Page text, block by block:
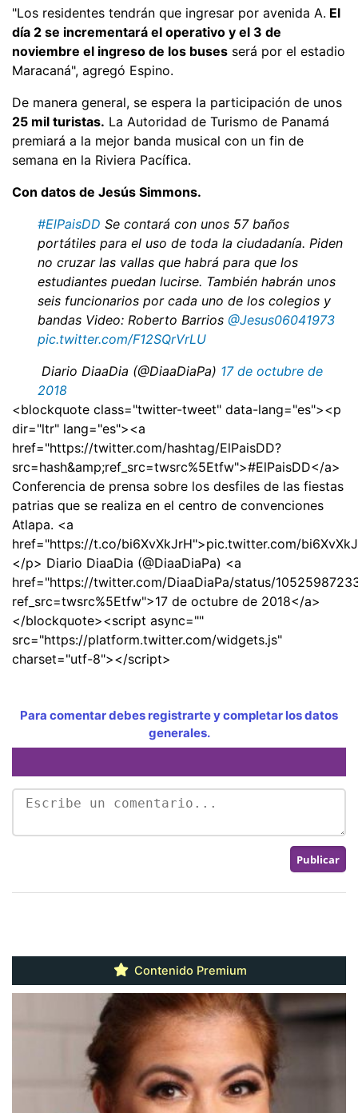
"Los residentes tendrán que ingresar por avenida A. El
día 2 se incrementará el operativo y el 3 de
noviembre el ingreso de los buses será por el estadio
Maracaná", agregó Espino.
De manera general, se espera la participación de unos
25 mil turistas. La Autoridad de Turismo de Panamá
premiará a la mejor banda musical con un fin de
semana en la Riviera Pacífica.
Con datos de Jesús Simmons.
#ElPaisDD Se contará con unos 57 baños
portátiles para el uso de toda la ciudadanía. Piden
no cruzar las vallas que habrá para que los
estudiantes puedan lucirse. También habrán unos
seis funcionarios por cada uno de los colegios y
bandas Video: Roberto Barrios @Jesus06041973
pic.twitter.com/F12SQrVrLU
 Diario DiaaDia (@DiaaDiaPa) 17 de octubre de
2018
<blockquote class="twitter-tweet" data-lang="es"><p
dir="ltr" lang="es"><a
href="https://twitter.com/hashtag/ElPaisDD?
src=hash&amp;ref_src=twsrc%5Etfw">#ElPaisDD</a>
Conferencia de prensa sobre los desfiles de las fiestas
patrias que se realiza en el centro de convenciones
Atlapa. <a
href="https://t.co/bi6XvXkJrH">pic.twitter.com/
</p> Diario DiaaDia (@DiaaDiaPa) <a
href="https://twitter.com/DiaaDiaPa/status/
ref_src=twsrc%5Etfw">17 de octubre de 2018</a>
</blockquote><script async=""
src="https://platform.twitter.com/widgets.js"
charset="utf-8"></script>
Para comentar debes registrarte y completar los datos
generales.
Contenido Premium